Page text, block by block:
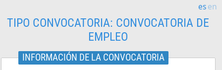
esen
TIPO CONVOCATORIA: CONVOCATORIA DE
EMPLEO
INFORMACIÓN DE LA CONVOCATORIA